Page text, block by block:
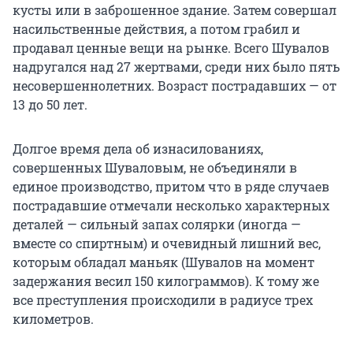
кусты или в заброшенное здание. Затем совершал
насильственные действия, а потом грабил и
продавал ценные вещи на рынке. Всего Шувалов
надругался над 27 жертвами, среди них было пять
несовершеннолетних. Возраст пострадавших — от
13 до 50 лет.
Долгое время дела об изнасилованиях,
совершенных Шуваловым, не объединяли в
единое производство, притом что в ряде случаев
пострадавшие отмечали несколько характерных
деталей — сильный запах солярки (иногда —
вместе со спиртным) и очевидный лишний вес,
которым обладал маньяк (Шувалов на момент
задержания весил 150 килограммов). К тому же
все преступления происходили в радиусе трех
километров.